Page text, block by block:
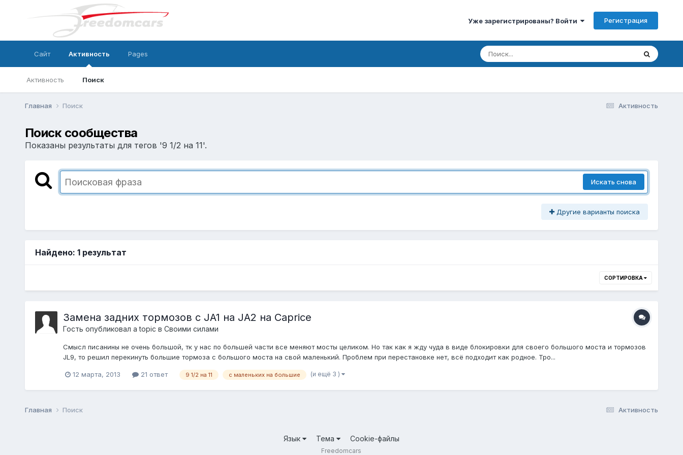
Уже зарегистрированы? Войти Регистрация
Сайт Активность
Активность Поиск
Pages
Активность
Главная Поиск
Поиск сообщества
Показаны результаты для тегов '9 1/2 на 11'.
Искать снова
Другие варианты поиска
Найдено: 1 результат
СОРТИРОВКА
Замена задних тормозов с JA1 на JA2 на Caprice
Гость опубликовал a topic в Своими силами
Смысл писанины не очень большой, тк у нас по большей части все меняют мосты целиком. Но так как я жду чуда в виде блокировки для своего большого моста и тормозов
JL9, то решил перекинуть большие тормоза с большого моста на свой маленький. Проблем при перестановке нет, всё подходит как родное. Тро...
12 марта, 2013 21 ответ 9 1/2 на 11 с маленьких на большие (и ещё 3 )
Активность
Главная Поиск
Язык Тема Cookie-файлы
Freedomcars